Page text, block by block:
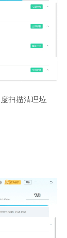
扫描清理垃